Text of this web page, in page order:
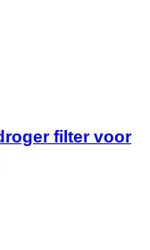
filter voor